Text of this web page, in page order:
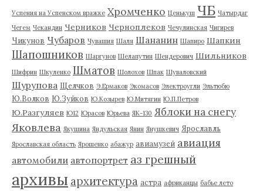
Успения на Успенском вражке Хромченко Ценькуш ЧБ Чатырдаг
Чегем Чекандин Черников Черноплеков Чечулинская Чигирев
Чикунов Чубаров Чувашия Шаля Шананин Шапиро Шапкин
Шапошников Шаргунов Шелапутин Шендерович Шильников
Шифрин Шкуленко Шматов Шолохов Шпак Шуваловский
Шурупова Щелчков Э.Ермаков Экомасов Электроугли Эльтюбю
Ю.Волков Ю.Зуйков Ю.Козырев Ю.Митягин Ю.П.Петров
Ю.Разгуляев Ю12 Юрасов Юрьева ЯК-130 Яблоки на снегу
Яковлева Якушина Яндульская Янин Янушкевич Ярославль
Ярославская область Ярошенко абажур авиамузей авиация
автомобили автопортрет аз грешный
архивы архитектура астра африканцы бабье лето